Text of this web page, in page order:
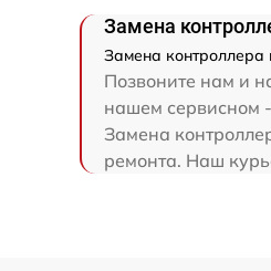
Замена
Замена контроллера
Позвоните нам и
нашем сервисном
Замена
ремонта. Наш